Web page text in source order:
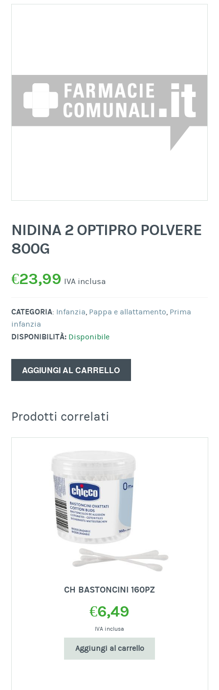
NIDINA 2 OPTIPRO POLVERE
800G
€23,99 IVA inclusa
CATEGORIA: Infanzia, Pappa e allattamento, Prima
infanzia
DISPONIBILITÀ: Disponibile
AGGIUNGI AL CARRELLO
Prodotti correlati
CH BASTONCINI 160PZ
€6,49
IVA inclusa
Aggiungi al carrello